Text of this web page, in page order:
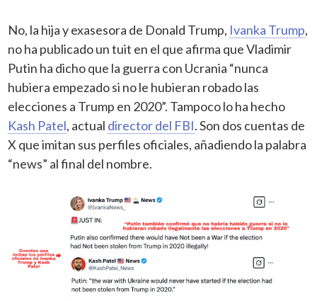
No, la hija y exasesora de Donald Trump, Ivanka Trump,
no ha publicado un tuit en el que afirma que Vladimir
Putin ha dicho que la guerra con Ucrania “nunca
hubiera empezado si no le hubieran robado las
elecciones a Trump en 2020”. Tampoco lo ha hecho
Kash Patel, actual director del FBI. Son dos cuentas de
X que imitan sus perfiles oficiales, añadiendo la palabra
“news” al final del nombre.